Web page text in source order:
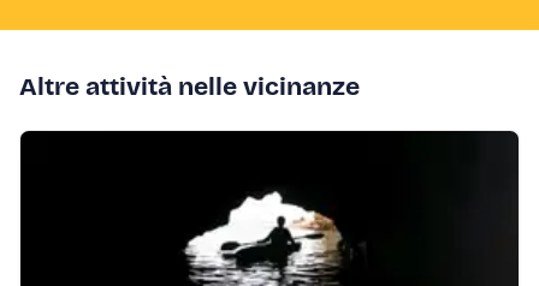
Altre attività nelle vicinanze